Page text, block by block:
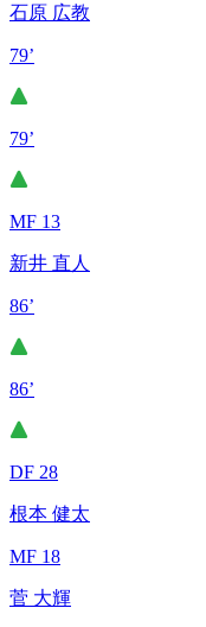
石原 広教
79’
79’
MF 13
新井 直人
86’
86’
DF 28
根本 健太
MF 18
菅 大輝